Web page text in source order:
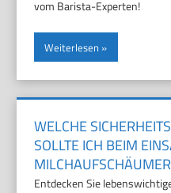
vom Barista-Experten!
Weiterlesen
WELCHE
SOLLTE ICH BEIM
Entdecken Sie